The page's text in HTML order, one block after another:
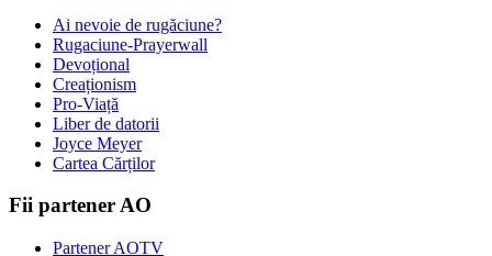
Ai nevoie de rugăciune?
Rugaciune-Prayerwall
Devoțional
Creaționism
Pro-Viață
Liber de datorii
Joyce Meyer
Cartea Cărților
Fii partener AO
Partener AOTV